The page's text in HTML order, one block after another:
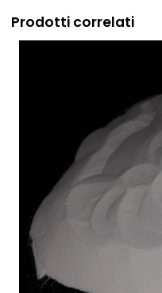
Prodotti correlati